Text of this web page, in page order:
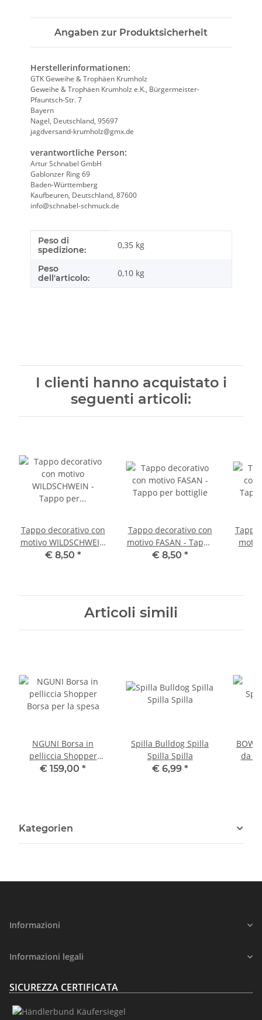
Angaben zur Produktsicherheit
Herstellerinformationen:
GTK Geweihe & Trophäen Krumholz
Geweihe & Trophäen Krumholz e.K., Bürgermeister-
Pfauntsch-Str. 7
Bayern
Nagel, Deutschland, 95697
jagdversand-krumholz@gmx.de
verantwortliche Person:
Artur Schnabel GmbH
Gablonzer Ring 69
Baden-Württemberg
Kaufbeuren, Deutschland, 87600
info@schnabel-schmuck.de
Caratteristica prodotto
Valore
Peso di
spedizione:
0,35 kg
Peso
dell'articolo:
0,10 kg
I clienti hanno acquistato i
seguenti articoli:
Tappo decorativo con
motivo WILDSCHWEIN
- Tappo per bottiglie
€ 8,50 *
Tappo decorativo con
motivo FASAN - Tappo
per bottiglie
€ 8,50 *
Articoli simili
NGUNI Borsa in
pelliccia Shopper
Borsa per la spesa
€ 159,00 *
Spilla Bulldog Spilla
Spilla Spilla
€ 6,99 *
da
Kategorien
Informazioni
Informazioni legali
SICUREZZA CERTIFICATA